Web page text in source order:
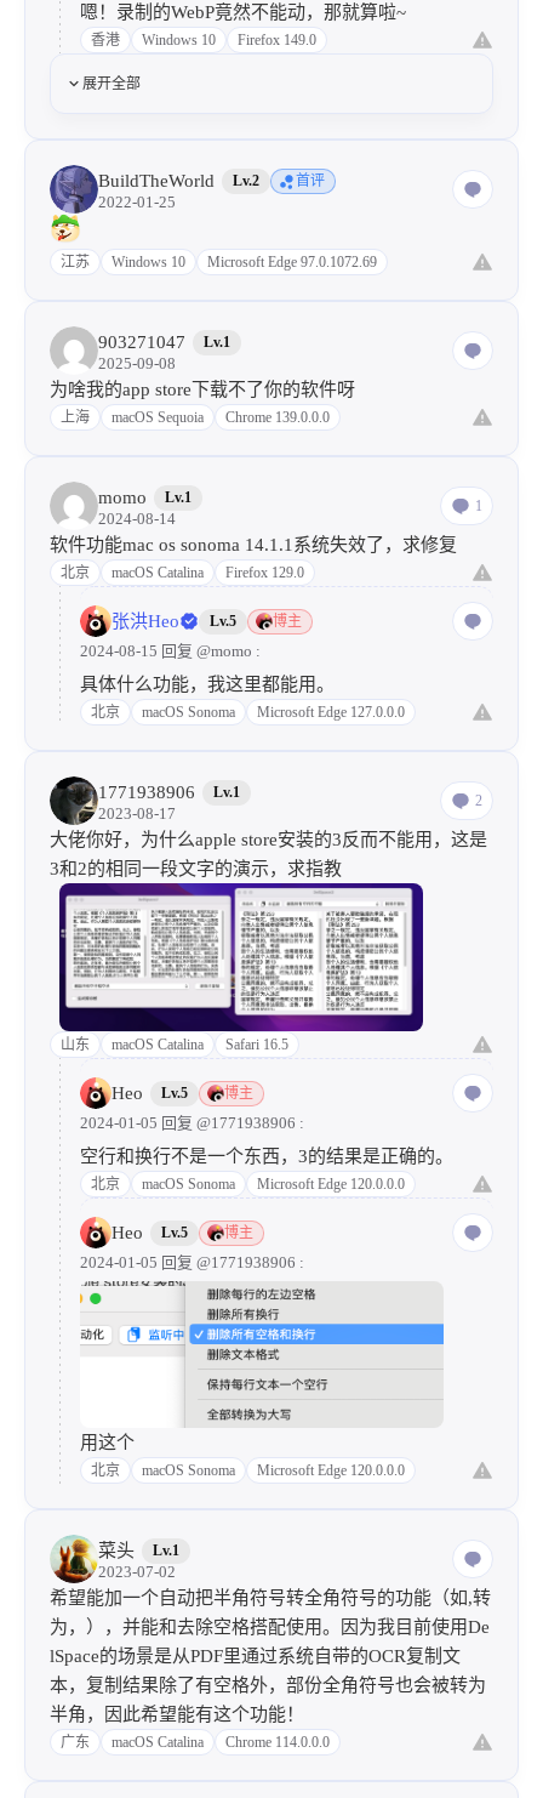
嗯！录制的WebP竟然不能动，那就算啦~
香港 Windows 10 Firefox 149.0
展开全部
BuildTheWorld Lv.2 首评
2022-01-25
江苏 Windows 10 Microsoft Edge 97.0.1072.69
903271047 Lv.1
2025-09-08
为啥我的app store下载不了你的软件呀
上海 macOS Sequoia Chrome 139.0.0.0
momo Lv.1
2024-08-14
1
软件功能mac os sonoma 14.1.1系统失效了，求修复
北京 macOS Catalina Firefox 129.0
张洪Heo Lv.5 博主
2024-08-15 回复 @momo :
具体什么功能，我这里都能用。
北京 macOS Sonoma Microsoft Edge 127.0.0.0
1771938906 Lv.1
2023-08-17
2
大佬你好，为什么apple store安装的3反而不能用，这是
3和2的相同一段文字的演示，求指教
山东 macOS Catalina Safari 16.5
Heo Lv.5 博主
2024-01-05 回复 @1771938906 :
空行和换行不是一个东西，3的结果是正确的。
北京 macOS Sonoma Microsoft Edge 120.0.0.0
Heo Lv.5 博主
2024-01-05 回复 @1771938906 :
用这个
北京 macOS Sonoma Microsoft Edge 120.0.0.0
菜头 Lv.1
2023-07-02
希望能加一个自动把半角符号转全角符号的功能（如,转
为，），并能和去除空格搭配使用。因为我目前使用De
lSpace的场景是从PDF里通过系统自带的OCR复制文
本，复制结果除了有空格外，部份全角符号也会被转为
半角，因此希望能有这个功能！
广东 macOS Catalina Chrome 114.0.0.0